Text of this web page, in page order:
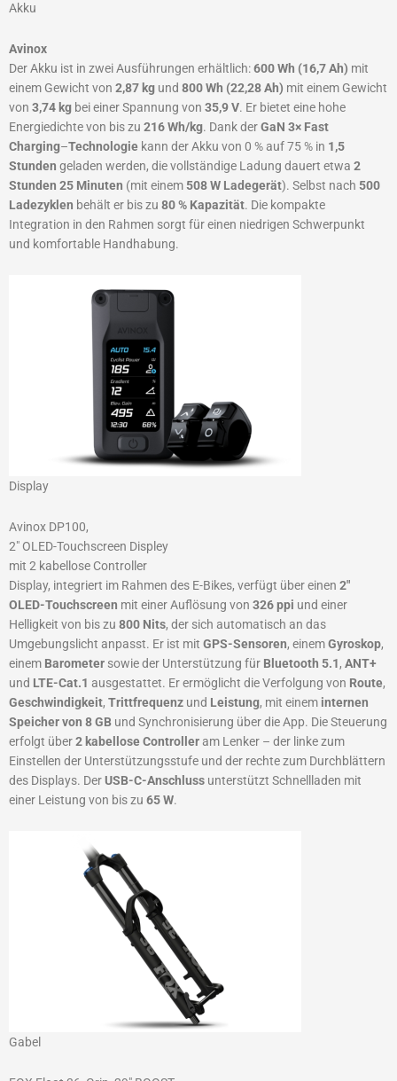
Akku
Avinox
Der Akku ist in zwei Ausführungen erhältlich:600 Wh (16,7 Ah) mit
einem Gewicht von 2,87 kg und 800 Wh (22,28 Ah) mit einem Gewicht
von 3,74 kg bei einer Spannung von 35,9 V. Er bietet eine hohe
Energiedichte von bis zu 216 Wh/kg. Dank derGaN 3× Fast
Charging–Technologie kann der Akku von 0 % auf 75 % in 1,5
Stunden geladen werden, die vollständige Ladung dauert etwa 2
Stunden 25 Minuten (mit einem508 W Ladegerät). Selbst nach 500
Ladezyklen behält er bis zu 80 % Kapazität. Die kompakte
Integration in den Rahmen sorgt für einen niedrigen Schwerpunkt
und komfortable Handhabung.
Display
Avinox DP100,
2″ OLED-Touchscreen Displey
mit 2 kabellose Controller
Display, integriert im Rahmen des E-Bikes, verfügt über einen 2″
OLED-Touchscreen mit einer Auflösung von 326 ppi und einer
Helligkeit von bis zu 800 Nits, der sich automatisch an das
Umgebungslicht anpasst. Er ist mit GPS-Sensoren, einemGyroskop,
einem Barometer sowie der Unterstützung für Bluetooth 5.1, ANT+
und LTE-Cat.1 ausgestattet. Er ermöglicht die Verfolgung von Route,
Geschwindigkeit, Trittfrequenz und Leistung, mit einem internen
Speicher von 8 GB und Synchronisierung über die App. Die Steuerung
erfolgt über2 kabellose Controlleram Lenker – der linke zum
Einstellen der Unterstützungsstufe und der rechte zum Durchblättern
des Displays. DerUSB-C-Anschluss unterstützt Schnellladen mit
einer Leistung von bis zu 65 W.
Gabel